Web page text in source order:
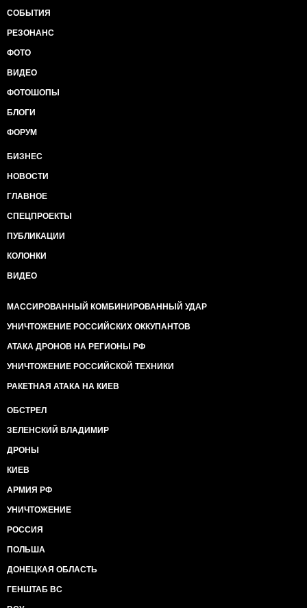
СОБЫТИЯ
РЕЗОНАНС
ФОТО
ВИДЕО
ФОТОШОПЫ
БЛОГИ
ФОРУМ
БИЗНЕС
НОВОСТИ
ГЛАВНОЕ
СПЕЦПРОЕКТЫ
ПУБЛИКАЦИИ
КОЛОНКИ
ВИДЕО
МАССИРОВАННЫЙ КОМБИНИРОВАННЫЙ УДАР
УНИЧТОЖЕНИЕ РОССИЙСКИХ ОККУПАНТОВ
АТАКА ДРОНОВ НА РЕГИОНЫ РФ
УНИЧТОЖЕНИЕ РОССИЙСКОЙ ТЕХНИКИ
РАКЕТНАЯ АТАКА НА КИЕВ
ОБСТРЕЛ
ЗЕЛЕНСКИЙ ВЛАДИМИР
ДРОНЫ
КИЕВ
АРМИЯ РФ
УНИЧТОЖЕНИЕ
РОССИЯ
ПОЛЬША
ДОНЕЦКАЯ ОБЛАСТЬ
ГЕНШТАБ ВС